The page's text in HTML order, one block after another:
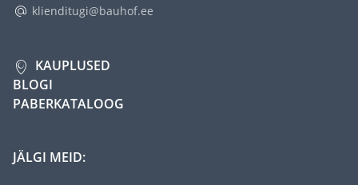
klienditugi@bauhof.ee
KAUPLUSED
BLOGI
PABERKATALOOG
JÄLGI MEID: